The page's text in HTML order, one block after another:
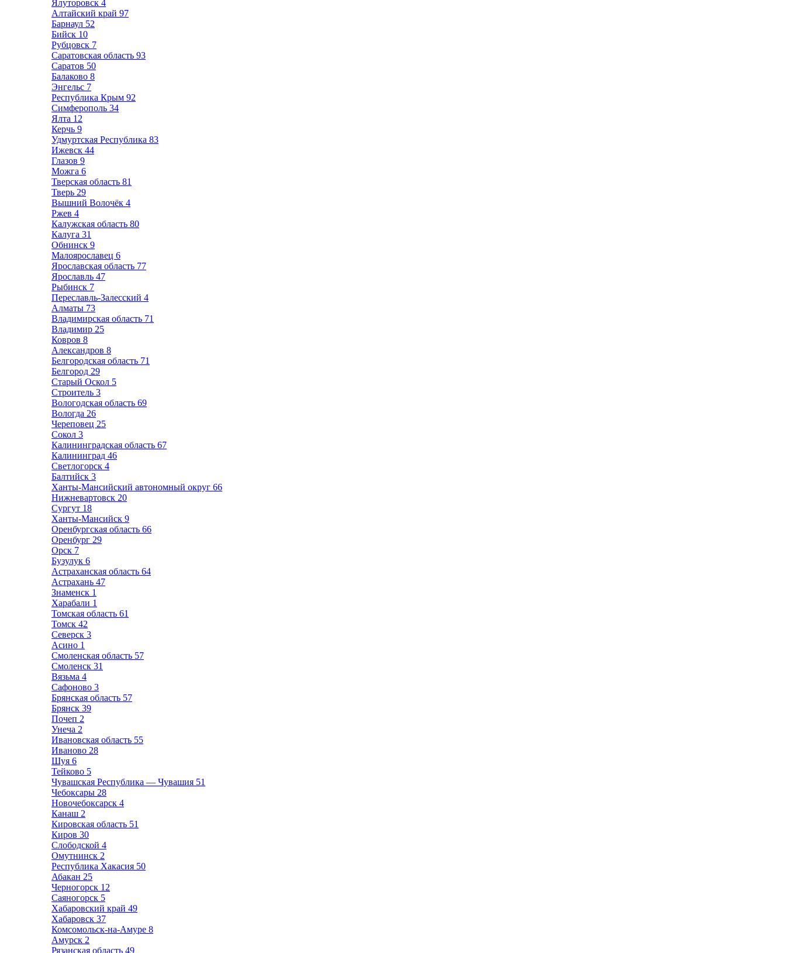
Ялуторовск 4
Алтайский край 97
Барнаул 52
Бийск 10
Рубцовск 7
Саратовская область 93
Саратов 50
Балаково 8
Энгельс 7
Республика Крым 92
Симферополь 34
Ялта 12
Керчь 9
Удмуртская Республика 83
Ижевск 44
Глазов 9
Можга 6
Тверская область 81
Тверь 29
Вышний Волочёк 4
Ржев 4
Калужская область 80
Калуга 31
Обнинск 9
Малоярославец 6
Ярославская область 77
Ярославль 47
Рыбинск 7
Переславль-Залесский 4
Алматы 73
Владимирская область 71
Владимир 25
Ковров 8
Александров 8
Белгородская область 71
Белгород 29
Старый Оскол 5
Строитель 3
Вологодская область 69
Вологда 26
Череповец 25
Сокол 3
Калининградская область 67
Калининград 46
Светлогорск 4
Балтийск 3
Ханты-Мансийский автономный округ 66
Нижневартовск 20
Сургут 18
Ханты-Мансийск 9
Оренбургская область 66
Оренбург 29
Орск 7
Бузулук 6
Астраханская область 64
Астрахань 47
Знаменск 1
Харабали 1
Томская область 61
Томск 42
Северск 3
Асино 1
Смоленская область 57
Смоленск 31
Вязьма 4
Сафоново 3
Брянская область 57
Брянск 39
Почеп 2
Унеча 2
Ивановская область 55
Иваново 28
Шуя 6
Тейково 5
Чувашская Республика — Чувашия 51
Чебоксары 28
Новочебоксарск 4
Канаш 2
Кировская область 51
Киров 30
Слободской 4
Омутнинск 2
Республика Хакасия 50
Абакан 25
Черногорск 12
Саяногорск 5
Хабаровский край 49
Хабаровск 37
Комсомольск-на-Амуре 8
Амурск 2
Рязанская область 49